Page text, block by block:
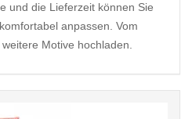
und die Lieferzeit können Sie
anpassen. Vom
Motive hochladen.